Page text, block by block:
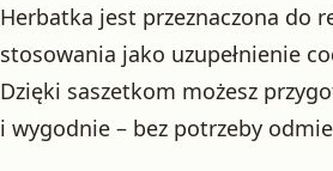
Herbatka jest przeznaczona do
stosowania jako uzupełnienie
Dzięki saszetkom możesz
i wygodnie – bez potrzeby